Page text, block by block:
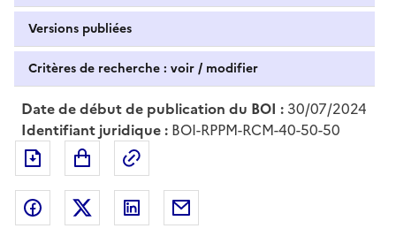
Versions publiées
Critères de recherche : voir / modifier
Date de début de publication du BOI : 30/07/2024
Identifiant juridique : BOI-RPPM-RCM-40-50-50
Exporter le document au format pdf
Partager sur Facebook
Partager sur Twitter
Partager sur LinkedIn